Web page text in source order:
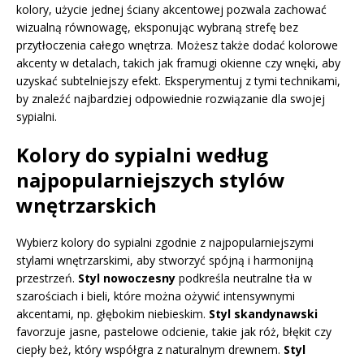
kolory, użycie jednej ściany akcentowej pozwala zachować
wizualną równowagę, eksponując wybraną strefę bez
przytłoczenia całego wnętrza. Możesz także dodać kolorowe
akcenty w detalach, takich jak framugi okienne czy wnęki, aby
uzyskać subtelniejszy efekt. Eksperymentuj z tymi technikami,
by znaleźć najbardziej odpowiednie rozwiązanie dla swojej
sypialni.
Kolory do sypialni według
najpopularniejszych stylów
wnętrzarskich
Wybierz kolory do sypialni zgodnie z najpopularniejszymi
stylami wnętrzarskimi, aby stworzyć spójną i harmonijną
przestrzeń. Styl nowoczesny podkreśla neutralne tła w
szarościach i bieli, które można ożywić intensywnymi
akcentami, np. głębokim niebieskim. Styl skandynawski
favorzuje jasne, pastelowe odcienie, takie jak róż, błękit czy
ciepły beż, który współgra z naturalnym drewnem. Styl